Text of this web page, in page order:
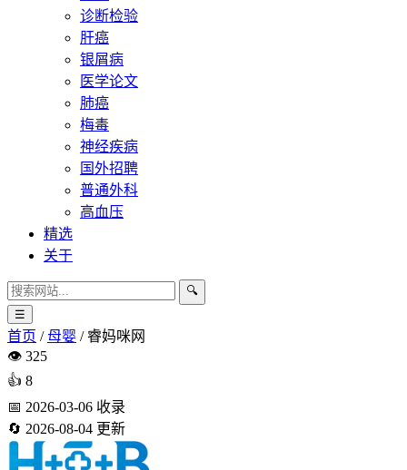
诊断检验
肝癌
银屑病
医学论文
肺癌
梅毒
神经疾病
国外招聘
普通外科
高血压
精选
关于
🔍
☰
首页 / 母婴 / 睿妈咪网
👁️ 325
👍 8
📅 2026-03-06 收录
🔄 2026-08-04 更新